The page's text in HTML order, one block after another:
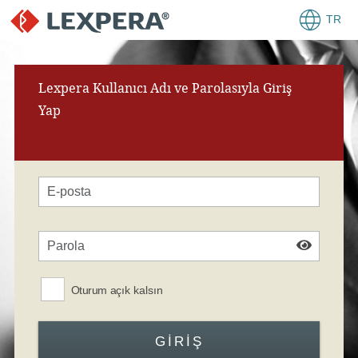
TR
Lexpera Kullanıcı Adı ve Parolasıyla Giriş
Yap
Oturum açık kalsın
GIRIŞ